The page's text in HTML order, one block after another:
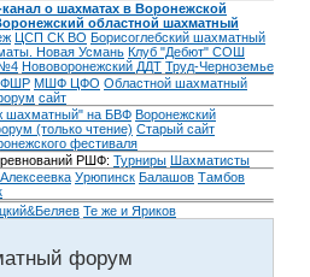
канал о шахматах в Воронежской
областной шахматный
ЦСП СК ВО Борисоглебский шахматный
Новая Усмань Клуб "Дебют" СОШ
№4 Нововоронежский ДДТ Труд-Черноземье
ФШР МШФ ЦФО Областной шахматный
сайт
шахматный" на БВФ Воронежский
(только чтение) Старый сайт
фестиваля
РШФ: Турниры Шахматисты
Алексеевка Урюпинск Балашов Тамбов
Те же и Яриков
форум